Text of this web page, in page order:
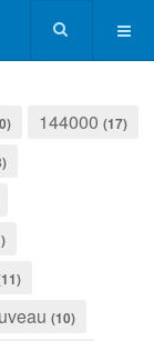
144000 (17)
(10)